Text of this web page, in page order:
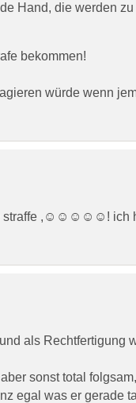
Hand, die werden
bekommen!
würde wenn
straffe ,☺☺☺☺☺! ich
als Rechtfertigung
sonst total
egal was er gerade